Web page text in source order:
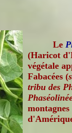
Le
(Haricot
végétale
Fabacées (
tribu des